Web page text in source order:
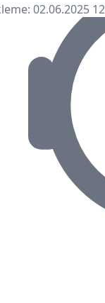
02.06.2025